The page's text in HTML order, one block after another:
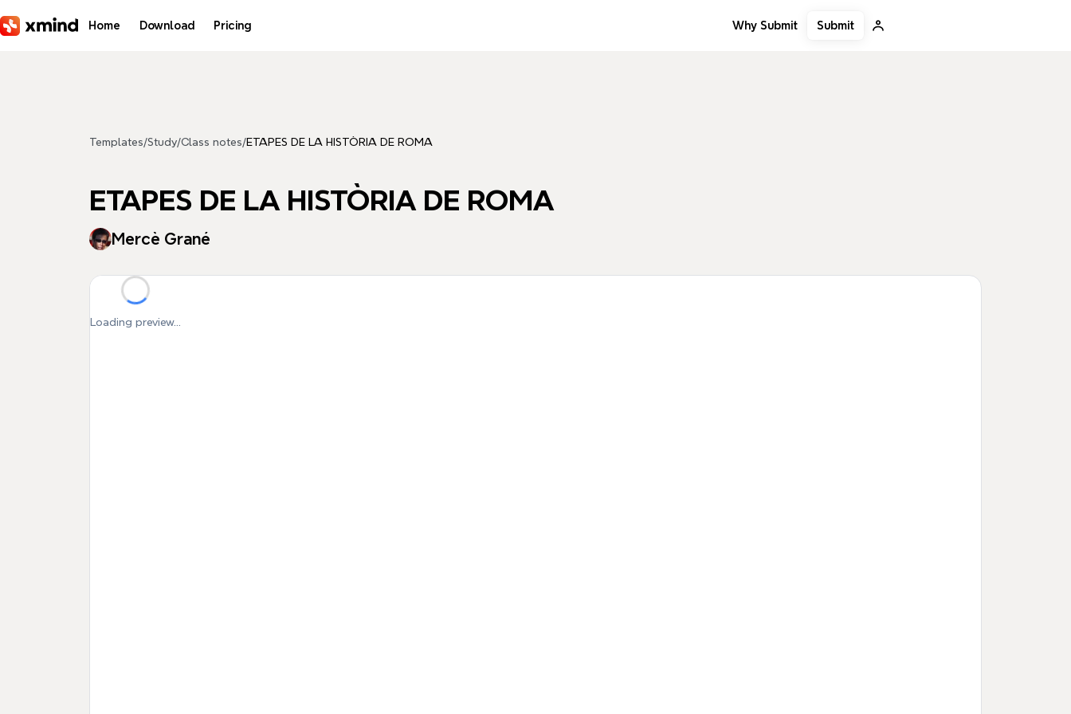
Home Download Pricing Why Submit Submit
Templates/Study/Class notes/ETAPES DE LA HISTÒRIA DE ROMA
ETAPES DE LA HISTÒRIA DE ROMA
Mercè Grané
Loading preview...